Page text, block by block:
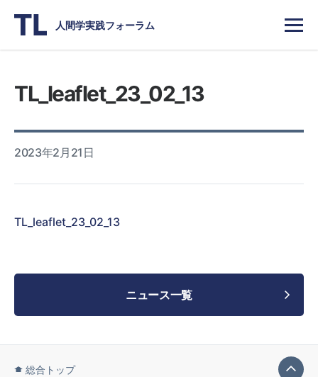
人間学実践フォーラム
TL_leaflet_23_02_13
2023年2月21日
TL_leaflet_23_02_13
ニュース一覧
総合トップ